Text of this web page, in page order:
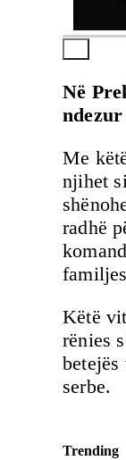
Në
Me
njihet
radhë
Këtë
rënies
serbe.
Trending